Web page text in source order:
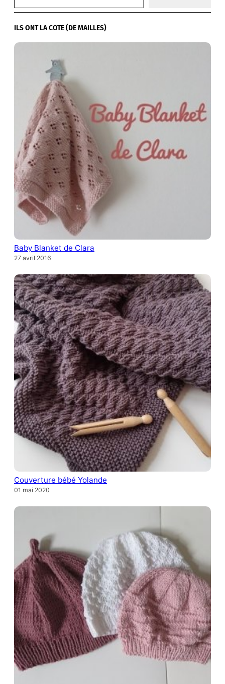
ILS ONT LA COTE (DE MAILLES)
Baby Blanket de Clara
27 avril 2016
Couverture bébé Yolande
01 mai 2020